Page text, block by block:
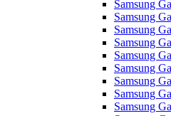
Samsung
Samsung
Samsung
Samsung
Samsung
Samsung
Samsung
Samsung
Samsung